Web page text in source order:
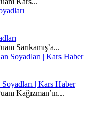
Sarıkamış’a...
| Kars Haber
Kağızman’ın...